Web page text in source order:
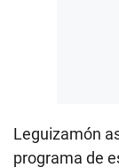
Leguizamón
programa de